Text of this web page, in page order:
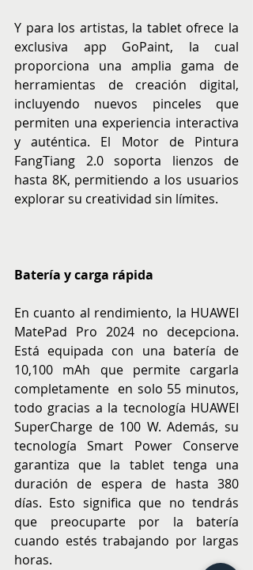
Y para los artistas, la tablet ofrece la
exclusiva app GoPaint, la cual
proporciona una amplia gama de
herramientas de creación digital,
incluyendo nuevos pinceles que
permiten una experiencia interactiva
y auténtica. El Motor de Pintura
FangTiang 2.0 soporta lienzos de
hasta 8K, permitiendo a los usuarios
explorar su creatividad sin límites.
Batería y carga rápida
En cuanto al rendimiento, la HUAWEI
MatePad Pro 2024 no decepciona.
Está equipada con una batería de
10,100 mAh que permite cargarla
completamente ​ en solo 55 minutos,
todo gracias a la tecnología HUAWEI
SuperCharge de 100 W. Además, su
tecnología Smart Power Conserve
garantiza que la tablet tenga una
duración de espera de hasta 380
días. Esto significa que no tendrás
que preocuparte por la batería
cuando estés trabajando por largas
horas.